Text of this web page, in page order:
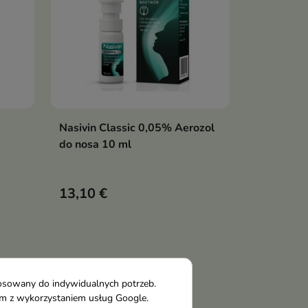
Pokaż szczegóły
Nasivin Classic 0,05% Aerozol
do nosa 10 ml
13,10 €
do indywidualnych potrzeb.
z wykorzystaniem usług Google.